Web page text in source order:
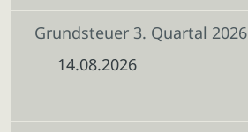
Grundsteuer 3. Quartal 2026
14.08.2026